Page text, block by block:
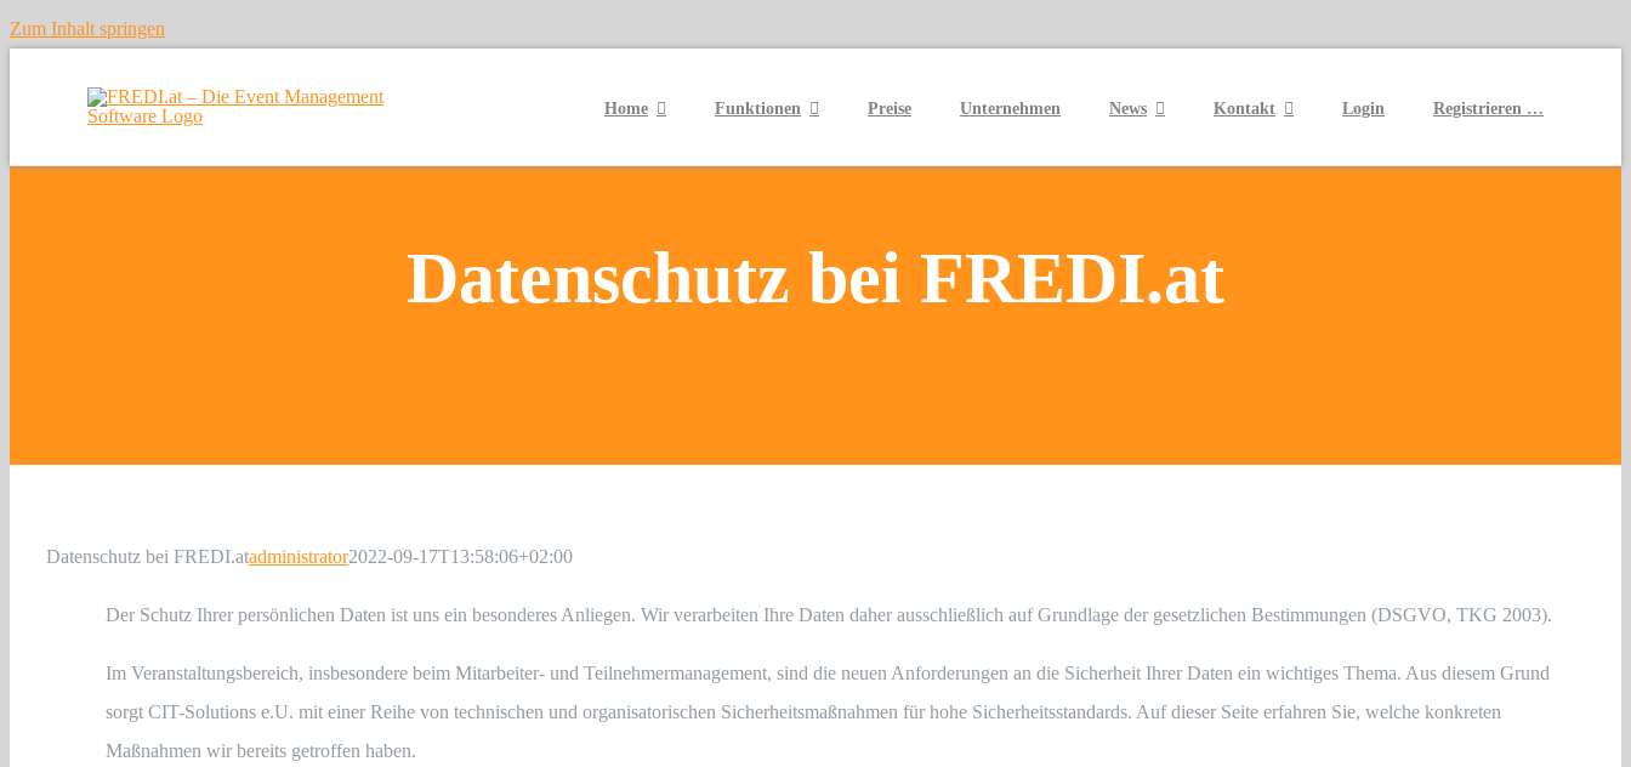
Zum Inhalt springen
Home Funktionen Preise Unternehmen News Kontakt Login Registrieren …
Datenschutz bei FREDI.at
Datenschutz bei FREDI.atadministrator2022-09-17T13:58:06+02:00
Der Schutz Ihrer persönlichen Daten ist uns ein besonderes Anliegen. Wir verarbeiten Ihre Daten daher ausschließlich auf Grundlage der gesetzlichen Bestimmungen (DSGVO, TKG 2003).
Im Veranstaltungsbereich, insbesondere beim Mitarbeiter- und Teilnehmermanagement, sind die neuen Anforderungen an die Sicherheit Ihrer Daten ein wichtiges Thema. Aus diesem Grund
sorgt CIT-Solutions e.U. mit einer Reihe von technischen und organisatorischen Sicherheitsmaßnahmen für hohe Sicherheitsstandards. Auf dieser Seite erfahren Sie, welche konkreten
Maßnahmen wir bereits getroffen haben.